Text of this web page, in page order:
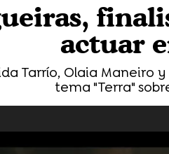
actuar
Tarrío, Olaia Maneiro
tema "Terra"